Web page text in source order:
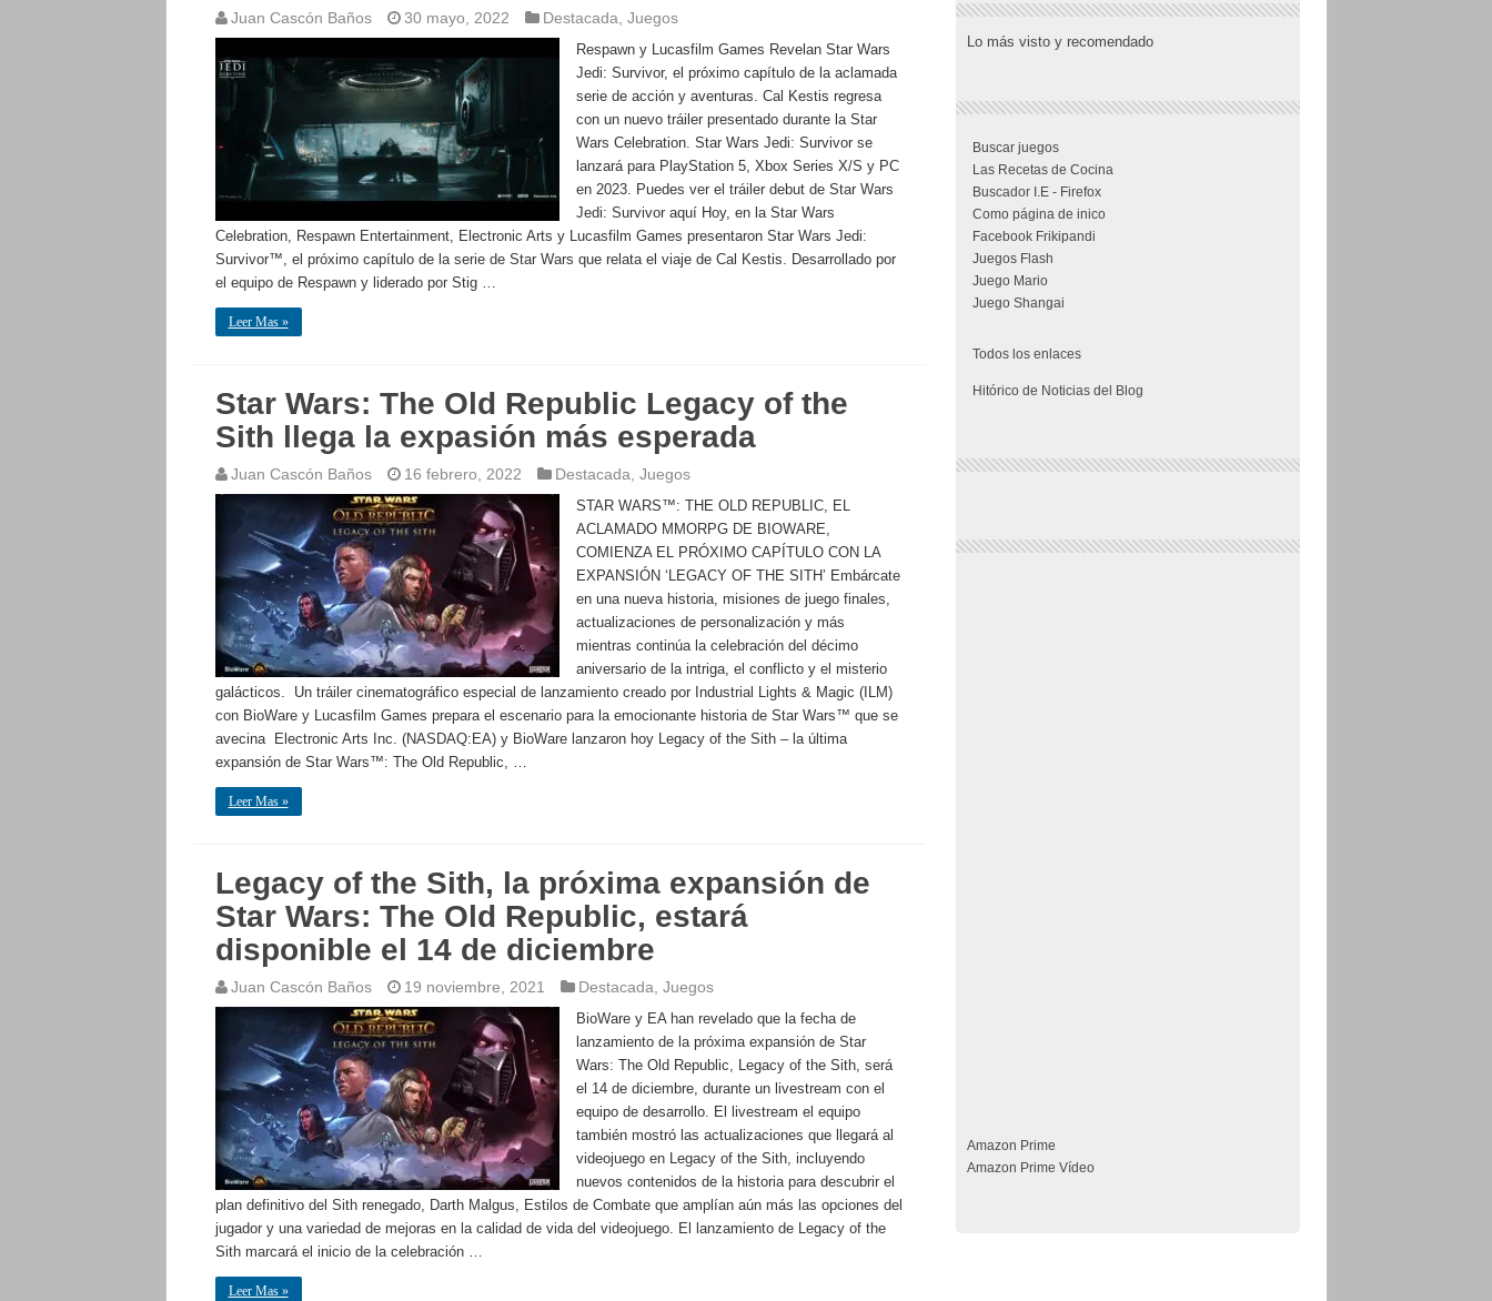
Juan Cascón Baños 30 mayo, 2022 Destacada Juegos
Respawn y Lucasfilm Games Revelan Star Wars
Jedi: Survivor, el próximo capítulo de la aclamada
serie de acción y aventuras. Cal Kestis regresa
con un nuevo tráiler presentado durante la Star
Wars Celebration. Star Wars Jedi: Survivor se
lanzará para PlayStation 5, Xbox Series X/S y PC
en 2023. Puedes ver el tráiler debut de Star Wars
Jedi: Survivor aquí Hoy, en la Star Wars
Celebration, Respawn Entertainment, Electronic Arts y Lucasfilm Games presentaron Star Wars Jedi:
Survivor™, el próximo capítulo de la serie de Star Wars que relata el viaje de Cal Kestis. Desarrollado por
el equipo de Respawn y liderado por Stig …
Leer Mas »
Star Wars: The Old Republic Legacy of the
Sith llega la expasión más esperada
Juan Cascón Baños 16 febrero, 2022 Destacada Juegos
STAR WARS™: THE OLD REPUBLIC, EL
ACLAMADO MMORPG DE BIOWARE,
COMIENZA EL PRÓXIMO CAPÍTULO CON LA
EXPANSIÓN ‘LEGACY OF THE SITH’ Embárcate
en una nueva historia, misiones de juego finales,
actualizaciones de personalización y más
mientras continúa la celebración del décimo
aniversario de la intriga, el conflicto y el misterio
galácticos. Un tráiler cinematográfico especial de lanzamiento creado por Industrial Lights & Magic (ILM)
con BioWare y Lucasfilm Games prepara el escenario para la emocionante historia de Star Wars™ que se
avecina Electronic Arts Inc. (NASDAQ:EA) y BioWare lanzaron hoy Legacy of the Sith – la última
expansión de Star Wars™: The Old Republic, …
Leer Mas »
Legacy of the Sith, la próxima expansión de
Star Wars: The Old Republic, estará
disponible el 14 de diciembre
Juan Cascón Baños 19 noviembre, 2021 Destacada Juegos
BioWare y EA han revelado que la fecha de
lanzamiento de la próxima expansión de Star
Wars: The Old Republic, Legacy of the Sith, será
el 14 de diciembre, durante un livestream con el
equipo de desarrollo. El livestream el equipo
también mostró las actualizaciones que llegará al
videojuego en Legacy of the Sith, incluyendo
nuevos contenidos de la historia para descubrir el
plan definitivo del Sith renegado, Darth Malgus, Estilos de Combate que amplían aún más las opciones del
jugador y una variedad de mejoras en la calidad de vida del videojuego. El lanzamiento de Legacy of the
Sith marcará el inicio de la celebración …
Leer Mas »
Lo más visto y recomendado
Buscar juegos
Las Recetas de Cocina
Buscador I.E - Firefox
Como página de inico
Facebook Frikipandi
Juegos Flash
Juego Mario
Juego Shangai
Todos los enlaces
Hitórico de Noticias del Blog
Amazon Prime
Amazon Prime Vídeo